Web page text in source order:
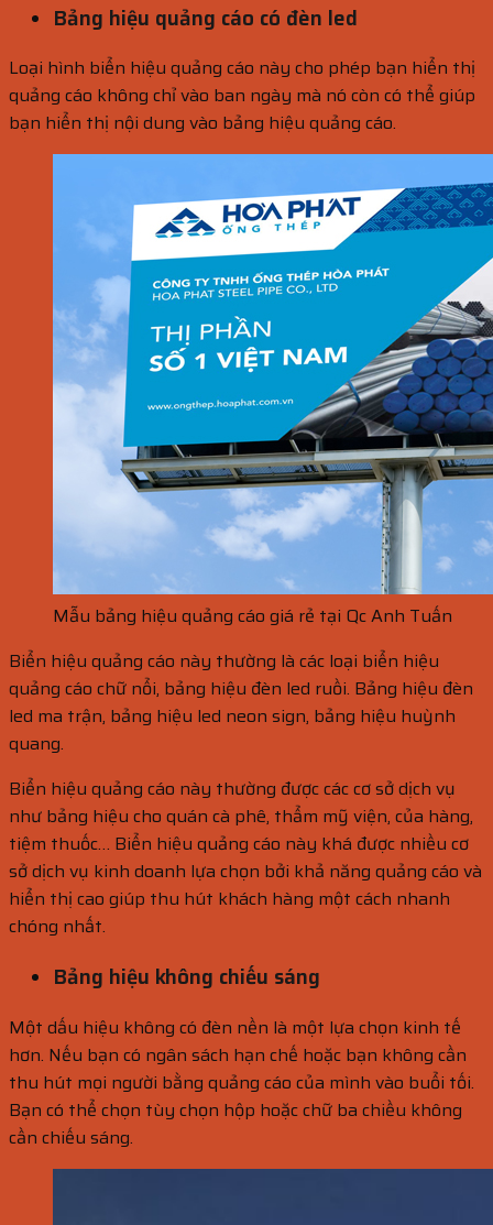
Bảng hiệu quảng cáo có đèn led
Loại hình biển hiệu quảng cáo này cho phép bạn hiển thị
quảng cáo không chỉ vào ban ngày mà nó còn có thể giúp
bạn hiển thị nội dung vào bảng hiệu quảng cáo.
Mẫu bảng hiệu quảng cáo giá rẻ tại Qc Anh Tuấn
Biển hiệu quảng cáo này thường là các loại biển hiệu
quảng cáo chữ nổi, bảng hiệu đèn led ruồi. Bảng hiệu đèn
led ma trận, bảng hiệu led neon sign, bảng hiệu huỳnh
quang.
Biển hiệu quảng cáo này thường được các cơ sở dịch vụ
như bảng hiệu cho quán cà phê, thẩm mỹ viện, của hàng,
tiệm thuốc… Biển hiệu quảng cáo này khá được nhiều cơ
sở dịch vụ kinh doanh lựa chọn bởi khả năng quảng cáo và
hiển thị cao giúp thu hút khách hàng một cách nhanh
chóng nhất.
Bảng hiệu không chiếu sáng
Một dấu hiệu không có đèn nền là một lựa chọn kinh tế
hơn. Nếu bạn có ngân sách hạn chế hoặc bạn không cần
thu hút mọi người bằng quảng cáo của mình vào buổi tối.
Bạn có thể chọn tùy chọn hộp hoặc chữ ba chiều không
cần chiếu sáng.